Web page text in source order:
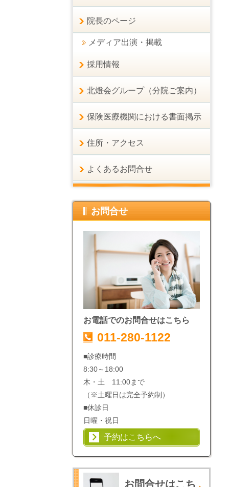
院長のページ
メディア出演・掲載
採用情報
北燈会グループ（分院ご案内）
保険医療機関における書面掲示
住所・アクセス
よくあるお問合せ
お問合せ
お電話でのお問合せはこちら
011-280-1122
■診療時間
8:30～18:00
木・土 11:00まで
（※土曜日は完全予約制）
■休診日
日曜・祝日
予約はこちらへ
お問合せはこち